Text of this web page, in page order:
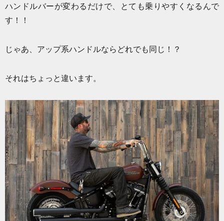
ハンドルバーが変わるだけで、とても乗りやすくなるんで
す！！
じゃあ、アップ系ハンドルならどれでも同じ！？
それはちょっと違います。